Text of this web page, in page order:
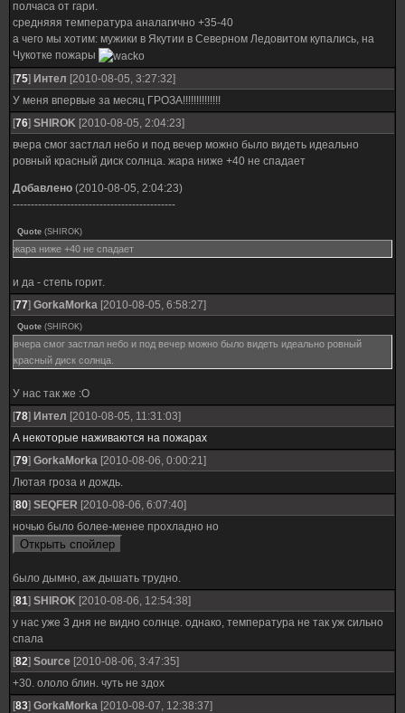
полчаса от гари.
средняяя температура аналагично +35-40
а чего мы хотим: мужики в Якутии в Северном Ледовитом купались, на
Чукотке пожары
[75] Интел [2010-08-05, 3:27:32]
У меня впервые за месяц ГРОЗА!!!!!!!!!!!!!!
[76] SHIROK [2010-08-05, 2:04:23]
вчера смог застлал небо и под вечер можно было видеть идеально
ровный красный диск солнца. жара ниже +40 не спадает
Добавлено (2010-08-05, 2:04:23)
---------------------------------------------
Quote (SHIROK)
жара ниже +40 не спадает
и да - степь горит.
[77] GorkaMorka [2010-08-05, 6:58:27]
Quote (SHIROK)
вчера смог застлал небо и под вечер можно было видеть идеально ровный
красный диск солнца.
У нас так же :О
[78] Интел [2010-08-05, 11:31:03]
А некоторые наживаются на пожарах
[79] GorkaMorka [2010-08-06, 0:00:21]
Лютая гроза и дождь.
[80] SEQFER [2010-08-06, 6:07:40]
ночью было более-менее прохладно но
было дымно, аж дышать трудно.
[81] SHIROK [2010-08-06, 12:54:38]
у нас уже 3 дня не видно солнце. однако, температура не так уж сильно
спала
[82] Source [2010-08-06, 3:47:35]
+30. ололо блин. чуть не здох
[83] GorkaMorka [2010-08-07, 12:38:37]